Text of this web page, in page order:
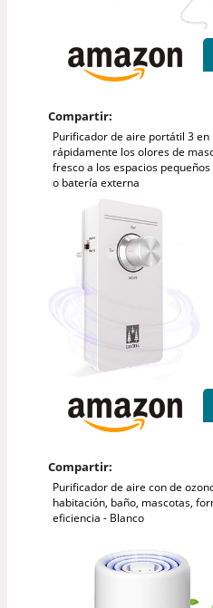
Compartir:
Purificador de aire portátil 3
rápidamente los olores de
fresco a los espacios
o batería externa
Compartir:
Purificador de aire con de
habitación, baño, mascotas,
eficiencia - Blanco